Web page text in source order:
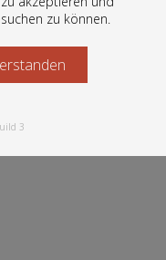
zu können.
jetzt
3
Zur Vorschau